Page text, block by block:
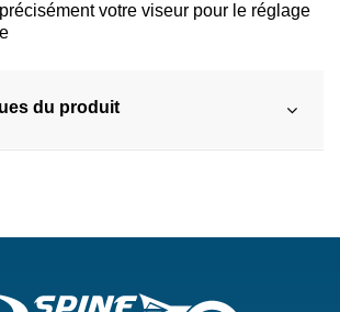
votre viseur pour le réglage
du produit